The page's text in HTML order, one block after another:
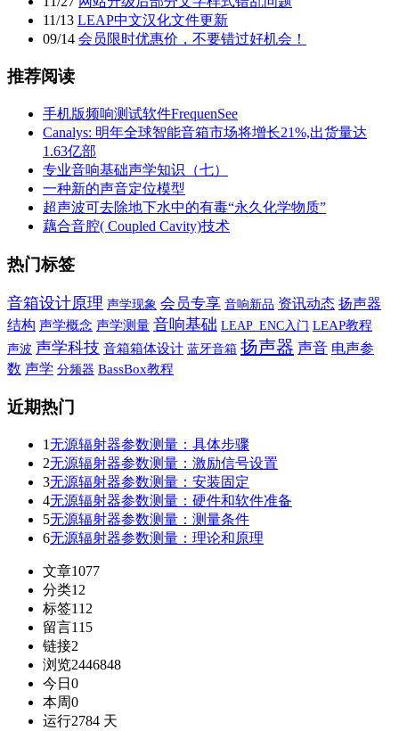
11/13 LEAP中文汉化文件更新
09/14 会员限时优惠价，不要错过好机会！
推荐阅读
手机版频响测试软件FrequenSee
Canalys: 明年全球智能音箱市场将增长21%,出货量达
1.63亿部
专业音响基础声学知识（七）
一种新的声音定位模型
超声波可去除地下水中的有毒“永久化学物质”
藕合音腔( Coupled Cavity)技术
热门标签
音箱设计原理 声学现象 会员专享 音响新品 资讯动态 扬声器
结构 声学概念 声学测量 音响基础 LEAP_ENC入门 LEAP教程
声波 声学科技 音箱箱体设计 蓝牙音箱 扬声器 声音 电声参
数 声学 分频器 BassBox教程
近期热门
1无源辐射器参数测量：具体步骤
2无源辐射器参数测量：激励信号设置
3无源辐射器参数测量：安装固定
4无源辐射器参数测量：硬件和软件准备
5无源辐射器参数测量：测量条件
6无源辐射器参数测量：理论和原理
文章1077
分类12
标签112
留言115
链接2
浏览2446848
今日 0
本周0
运行2784 天